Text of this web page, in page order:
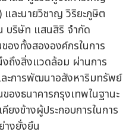
ละนายวิชาญ วิริยะภูษิต
บริษัท แสนสิริ จำกัด
องทั้งสององค์กรในการ
ถึงสิ่งแวดล้อม ผ่านการ
ะการพัฒนาอสังหาริมทรัพย์
องธนาคารกรุงเทพในฐานะ
งข้างผู้ประกอบการในการ
างยั่งยืน